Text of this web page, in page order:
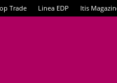
Trade Linea EDP Itis